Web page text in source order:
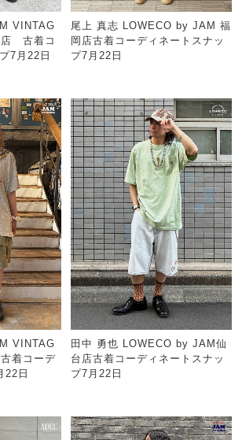
VINTAG
店 古着コ
7月22日
尾上 真志 LOWECO by JAM 福
岡店古着コーディネートスナッ
プ7月22日
VINTAG
着コーデ
22日
田中 勇也 LOWECO by JAM仙
台店古着コーディネートスナッ
プ7月22日